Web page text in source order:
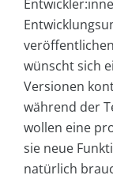
wünscht sich
Versionen
während der
wollen eine
sie neue
natürlich